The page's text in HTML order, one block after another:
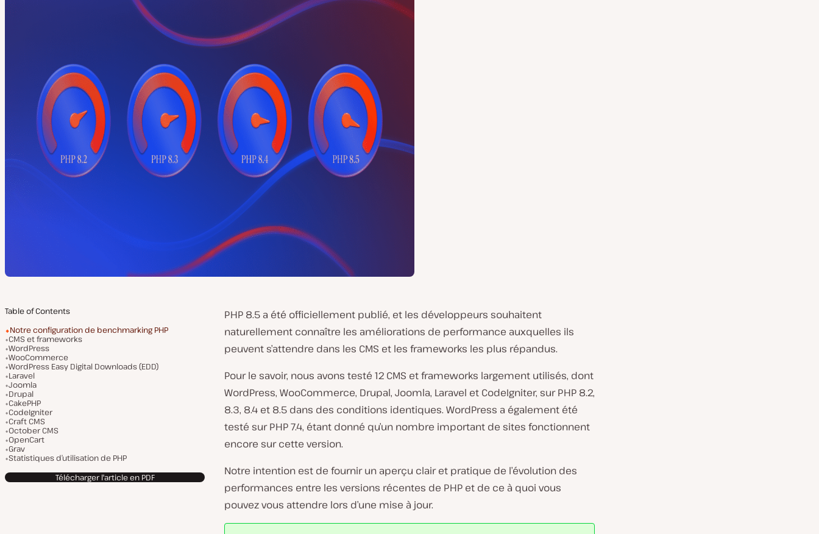
Table of Contents
Notre configuration de benchmarking PHP
CMS et frameworks
WordPress
WooCommerce
WordPress Easy Digital Downloads (EDD)
Laravel
Joomla
Drupal
CakePHP
CodeIgniter
Craft CMS
October CMS
OpenCart
Grav
Statistiques d’utilisation de PHP
Télécharger l'article en PDF
PHP 8.5 a été officiellement publié, et les développeurs souhaitent
naturellement connaître les améliorations de performance auxquelles ils
peuvent s’attendre dans les CMS et les frameworks les plus répandus.
Pour le savoir, nous avons testé 12 CMS et frameworks largement utilisés, dont
WordPress, WooCommerce, Drupal, Joomla, Laravel et CodeIgniter, sur PHP 8.2,
8.3, 8.4 et 8.5 dans des conditions identiques. WordPress a également été
testé sur PHP 7.4, étant donné qu’un nombre important de sites fonctionnent
encore sur cette version.
Notre intention est de fournir un aperçu clair et pratique de l’évolution des
performances entre les versions récentes de PHP et de ce à quoi vous
pouvez vous attendre lors d’une mise à jour.